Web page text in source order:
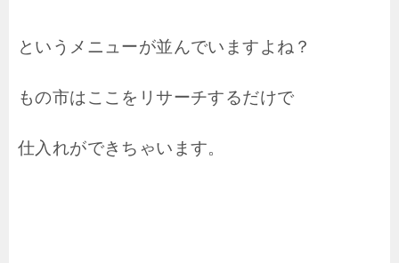
というメニューが並んでいますよね？
もの市はここをリサーチするだけで
仕入れができちゃいます。